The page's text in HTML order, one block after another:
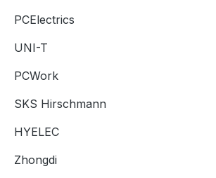
PCElectrics
UNI-T
PCWork
SKS Hirschmann
HYELEC
Zhongdi